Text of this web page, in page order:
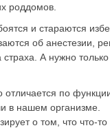
роддомов.
и стараются
об анестезии,
страха. А нужно
отличается по
в нашем организме.
о том, что что-